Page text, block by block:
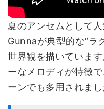
夏のアンセムとして
Gunnaが典型的な“ラ
世界観を描いていま
ーなメロディが特徴
ーンでも多用されまし